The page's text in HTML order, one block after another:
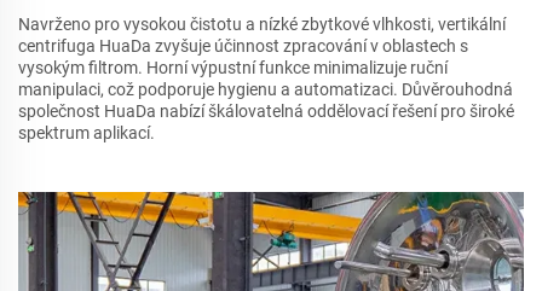
Navrženo pro vysokou čistotu a nízké zbytkové vlhkosti, vertikální
centrifuga HuaDa zvyšuje účinnost zpracování v oblastech s
vysokým filtrom. Horní výpustní funkce minimalizuje ruční
manipulaci, což podporuje hygienu a automatizaci. Důvěrouhodná
společnost HuaDa nabízí škálovatelná oddělovací řešení pro široké
spektrum aplikací.